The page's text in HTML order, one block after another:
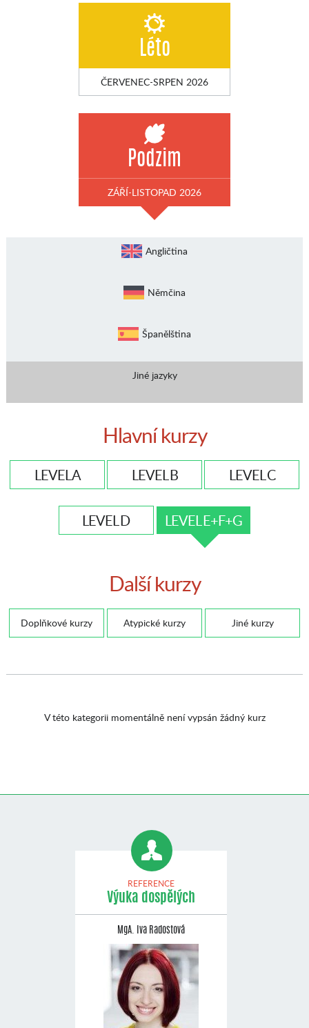
Léto
ČERVENEC-SRPEN 2026
Podzim
ZÁŘÍ-LISTOPAD 2026
Angličtina
Němčina
Španělština
Jiné jazyky
Hlavní kurzy
LEVEL A LEVEL B LEVEL C
LEVEL D LEVEL E+F+G
Další kurzy
Doplňkové kurzy Atypické kurzy Jiné kurzy
V této kategorii momentálně není vypsán žádný kurz
REFERENCE
Výuka dospělých
MgA. Iva Radostová